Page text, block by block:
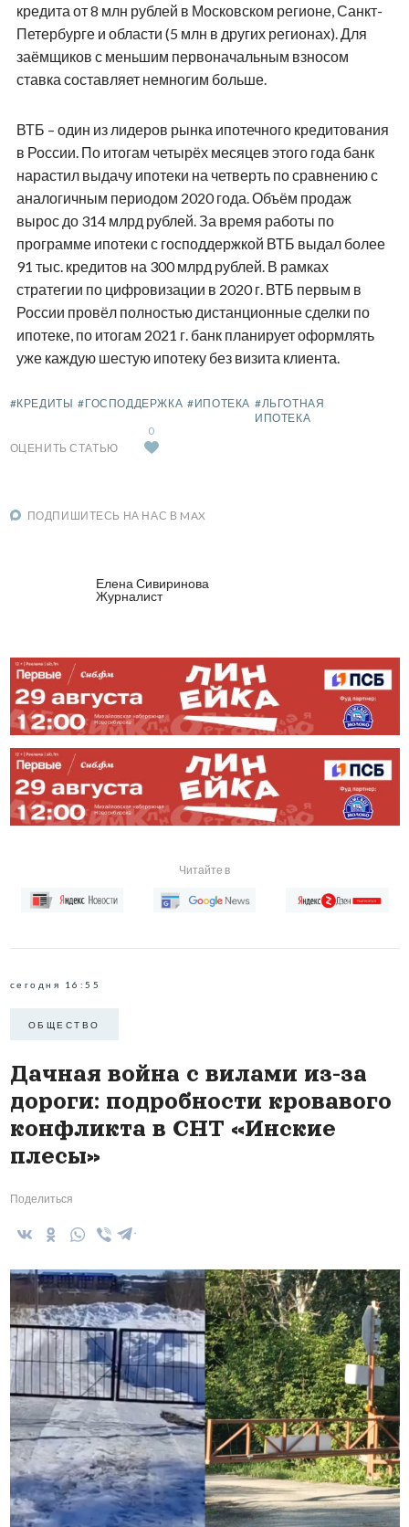
кредита от 8 млн рублей в Московском регионе, Санкт-
Петербурге и области (5 млн в других регионах). Для
заёмщиков с меньшим первоначальным взносом
ставка составляет немногим больше.
ВТБ – один из лидеров рынка ипотечного кредитования
в России. По итогам четырёх месяцев этого года банк
нарастил выдачу ипотеки на четверть по сравнению с
аналогичным периодом 2020 года. Объём продаж
вырос до 314 млрд рублей. За время работы по
программе ипотеки с господдержкой ВТБ выдал более
91 тыс. кредитов на 300 млрд рублей. В рамках
стратегии по цифровизации в 2020 г. ВТБ первым в
России провёл полностью дистанционные сделки по
ипотеке, по итогам 2021 г. банк планирует оформлять
уже каждую шестую ипотеку без визита клиента.
#КРЕДИТЫ #ГОСПОДДЕРЖКА #ИПОТЕКА #ЛЬГОТНАЯ
ИПОТЕКА
ОЦЕНИТЬ СТАТЬЮ
0
ПОДПИШИТЕСЬ НА НАС В MAX
Елена Сивиринова
Журналист
Читайте в
сегодня 16:55
ОБЩЕСТВО
Дачная война с вилами из-за
дороги: подробности кровавого
конфликта в СНТ «Инские
плесы»
Поделиться